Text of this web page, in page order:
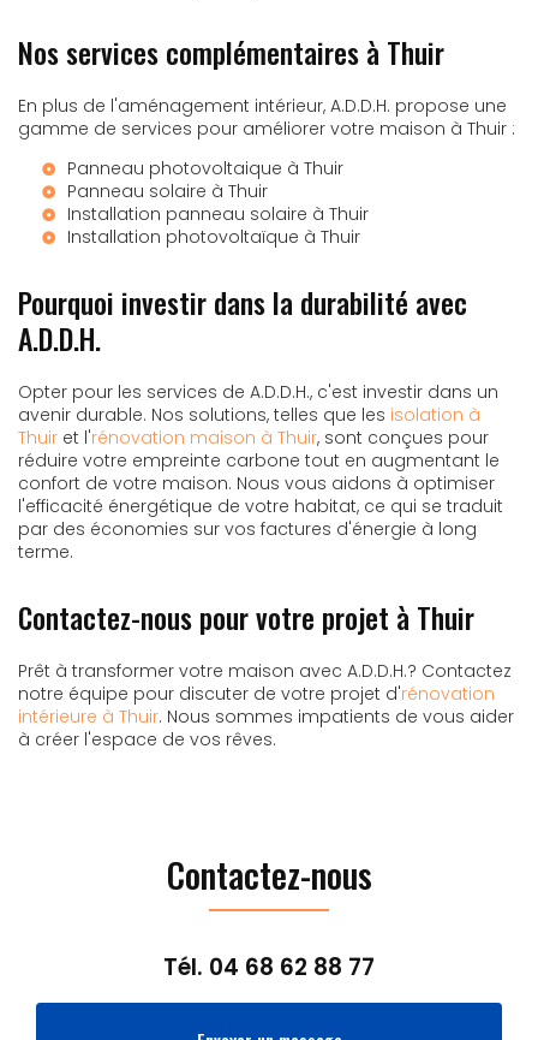
Nos services complémentaires à Thuir
En plus de l'aménagement intérieur, A.D.D.H. propose une
gamme de services pour améliorer votre maison à Thuir :
Panneau photovoltaique à Thuir
Panneau solaire à Thuir
Installation panneau solaire à Thuir
Installation photovoltaïque à Thuir
Pourquoi investir dans la durabilité avec
A.D.D.H.
Opter pour les services de A.D.D.H., c'est investir dans un
avenir durable. Nos solutions, telles que les isolation à
Thuir et l'rénovation maison à Thuir, sont conçues pour
réduire votre empreinte carbone tout en augmentant le
confort de votre maison. Nous vous aidons à optimiser
l'efficacité énergétique de votre habitat, ce qui se traduit
par des économies sur vos factures d'énergie à long
terme.
Contactez-nous pour votre projet à Thuir
Prêt à transformer votre maison avec A.D.D.H.? Contactez
notre équipe pour discuter de votre projet d'rénovation
intérieure à Thuir. Nous sommes impatients de vous aider
à créer l'espace de vos rêves.
Contactez-nous
Tél. 04 68 62 88 77